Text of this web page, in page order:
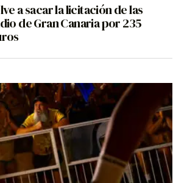
a sacar la licitación de las
de Gran Canaria por 235